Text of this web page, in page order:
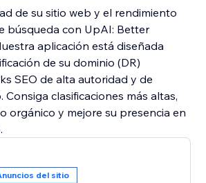
de su sitio web y el rendimiento
búsqueda con UpAI: Better
aplicación está diseñada
de su dominio (DR)
SEO de alta autoridad y de
clasificaciones más altas,
orgánico y mejore su presencia en
del sitio